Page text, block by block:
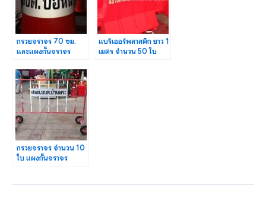
กรวยจราจร 70 ซม.
และแผงกั้นจราจร
ตำบลบ่อหิน
แบริเออร์พลาสติก ยาว 1
เมตร จำนวน 50 ใบ
กรวยจราจร จำนวน 10
ใบ แผงกั้นจราจร